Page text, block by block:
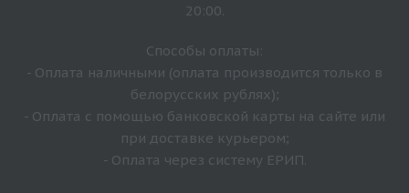
20:00.
Способы оплаты:
- Оплата наличными (оплата производится только в
белорусских рублях);
- Оплата с помощью банковской карты на сайте или
при доставке курьером;
- Оплата через систему ЕРИП.